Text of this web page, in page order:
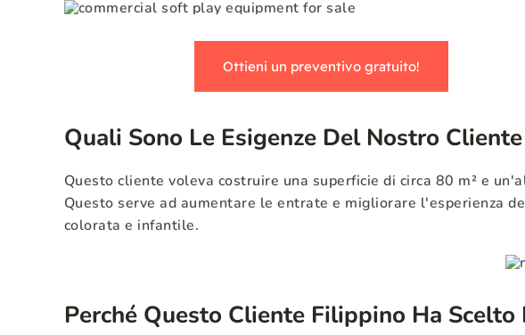
Ottieni un preventivo gratuito!
Quali Sono Le Esigenze Del Nostro
Questo cliente voleva costruire una superficie di circa 80 m² e
Questo serve ad aumentare le entrate e migliorare l'esperienza
colorata e infantile.
Perché Questo Cliente Filippino Ha